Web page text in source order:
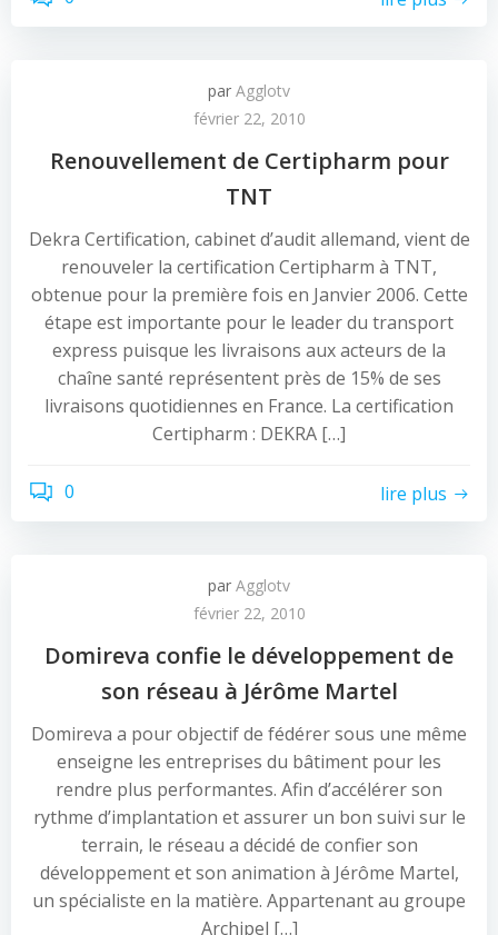
par Agglotv
février 22, 2010
Renouvellement de Certipharm pour
TNT
Dekra Certification, cabinet d’audit allemand, vient de
renouveler la certification Certipharm à TNT,
obtenue pour la première fois en Janvier 2006. Cette
étape est importante pour le leader du transport
express puisque les livraisons aux acteurs de la
chaîne santé représentent près de 15% de ses
livraisons quotidiennes en France. La certification
Certipharm : DEKRA […]
0 lire plus
par Agglotv
février 22, 2010
Domireva confie le développement de
son réseau à Jérôme Martel
Domireva a pour objectif de fédérer sous une même
enseigne les entreprises du bâtiment pour les
rendre plus performantes. Afin d’accélérer son
rythme d’implantation et assurer un bon suivi sur le
terrain, le réseau a décidé de confier son
développement et son animation à Jérôme Martel,
un spécialiste en la matière. Appartenant au groupe
Archipel […]